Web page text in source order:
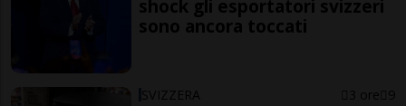
shock gli esportatori svizzeri
sono ancora toccati
SVIZZERA 3 ore 9